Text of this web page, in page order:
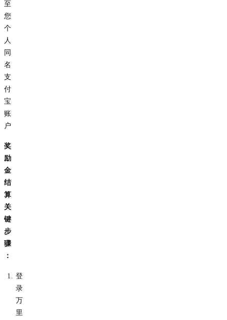
至
您
个
人
同
名
支
付
宝
账
户
奖
励
金
结
算
关
键
步
骤
：
登
录
万
里